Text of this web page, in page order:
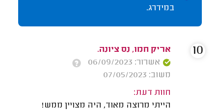
במידרג.
אריק חמו, נס ציונה.
אשרור: 06/09/2023
משוב: 07/05/2023
חוות דעת:
הייתי מרוצה מאוד, היה מצויין ממש!
10